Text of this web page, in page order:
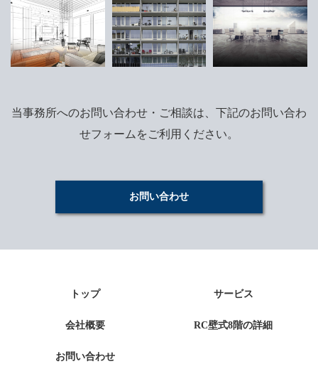
当事務所へのお問い合わせ・ご相談は、下記のお問い合わ
せフォームをご利用ください。
お問い合わせ
トップ サービス
会社概要 RC壁式8階の詳細
お問い合わせ